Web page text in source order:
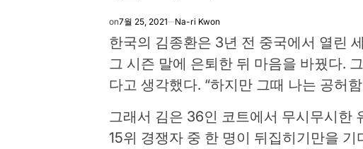
on7월 25, 2021 Na-ri Kwon
한국의 김종환은 3년 전 중국에서 열린
그 시즌 말에 은퇴한 뒤 마음을 바꿨다.
다고 생각했다. “하지만 그때 나는 공허
그래서 김은 36인 코트에서 무시무시한
15위 경쟁자 중 한 명이 뒤집히기만을